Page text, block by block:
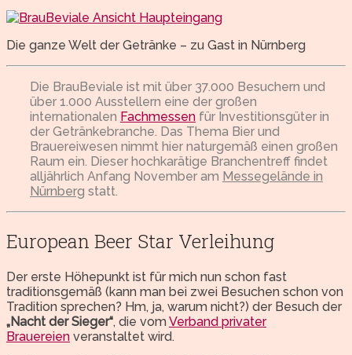
Die ganze Welt der Getränke – zu Gast in Nürnberg
Die BrauBeviale ist mit über 37.000 Besuchern und
über 1.000 Ausstellern eine der großen
internationalen Fachmessen für Investitionsgüter in
der Getränkebranche. Das Thema Bier und
Brauereiwesen nimmt hier naturgemäß einen großen
Raum ein. Dieser hochkarätige Branchentreff findet
alljährlich Anfang November am Messegelände in
Nürnberg statt.
European Beer Star Verleihung
Der erste Höhepunkt ist für mich nun schon fast
traditionsgemäß (kann man bei zwei Besuchen schon von
Tradition sprechen? Hm, ja, warum nicht?) der Besuch der
„Nacht der Sieger“, die vomVerband privater
Brauereien veranstaltet wird.